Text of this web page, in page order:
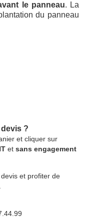
le panneau. La
du panneau
?
et cliquer sur
etsans engagement
et profiter de